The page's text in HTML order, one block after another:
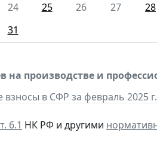
24
25 26 27 28
31
на производстве и
взносы в СФР за февраль 2025 г.
6.1 НК РФ и другими